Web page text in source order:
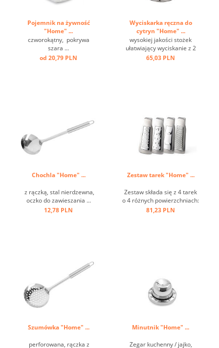
Pojemnik na żywność
"Home" ...
czworokątny, pokrywa
szara ...
od 20,79 PLN
Wyciskarka ręczna do
cytryn "Home" ...
wysokiej jakości stożek
ułatwiający wyciskanie z 2
wylewkami i szerokimi
65,03 PLN
Chochla "Home" ...
z rączką, stal nierdzewna,
oczko do zawieszania ...
12,78 PLN
Zestaw tarek "Home" ...
Zestaw składa się z 4 tarek
o 4 różnych powierzchniach:
grubej, średniej, koronowej i
81,23 PLN
Szumówka "Home" ...
perforowana, rączka z
Minutnik "Home" ...
Zegar kuchenny / jajko,